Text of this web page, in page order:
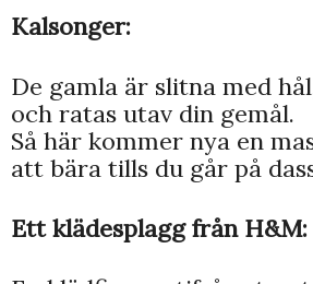
Kalsonger:
De gamla är slitna med
och ratas utav din gemål.
Så här kommer nya en
att bära tills du går på
Ett klädesplagg från H&M: